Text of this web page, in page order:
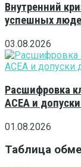
Внутренний
успешных
03.08.2026
Расшифровка
ACEA и
01.08.2026
Таблица